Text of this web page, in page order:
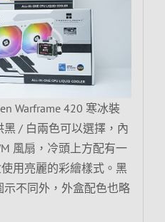
Warframe 420 寒冰裝
/ 白兩色可以選擇，內
風扇，冷頭上方配有一
用亮麗的彩繪樣式。黑
不同外，外盒配色也略